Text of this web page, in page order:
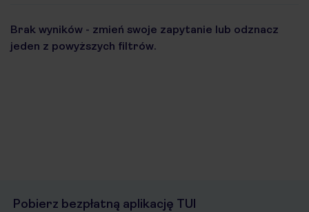
Brak wyników - zmień swoje zapytanie lub odznacz
jeden z powyższych filtrów.
Pobierz bezpłatną aplikację TUI